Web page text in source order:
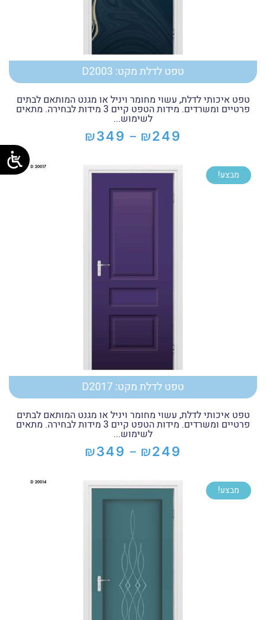
טפט לדלת מקט: D2003
טפט איכותי לדלת, עשוי מחומר ויניל או מגנט המותאם לבתים
פרטיים ומשרדים. מידות הטפט קיים 3 מידות לבחירה. מתאים
לשימוש...
₪249
–
₪349טווח
עד
⁦₪349⁩
מבצע!
טפט לדלת מקט: D2017
טפט איכותי לדלת, עשוי מחומר ויניל או מגנט המותאם לבתים
פרטיים ומשרדים. מידות הטפט קיים 3 מידות לבחירה. מתאים
לשימוש...
₪249
–
₪349טווח
עד
⁦₪349⁩
מבצע!